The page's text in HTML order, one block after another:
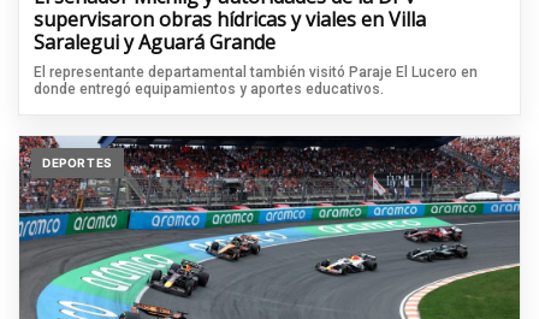
supervisaron obras hídricas y viales en Villa
Saralegui y Aguará Grande
El representante departamental también visitó Paraje El Lucero en
donde entregó equipamientos y aportes educativos.
DEPORTES